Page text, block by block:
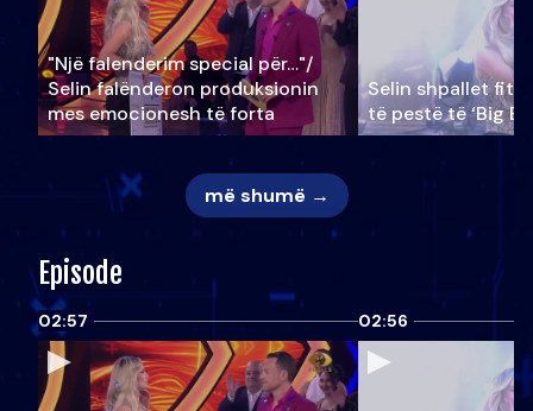
"Një falenderim special për…"/
Selin falënderon produksionin
mes emocionesh të forta
Selin shpallet
të pestë të ‘Big
më shumë →
Episode
02:57 02:56